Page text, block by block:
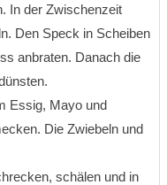
In der Zwischenzeit
Den Speck in Scheiben
anbraten. Danach die
Essig, Mayo und
Die Zwiebeln und
schälen und in